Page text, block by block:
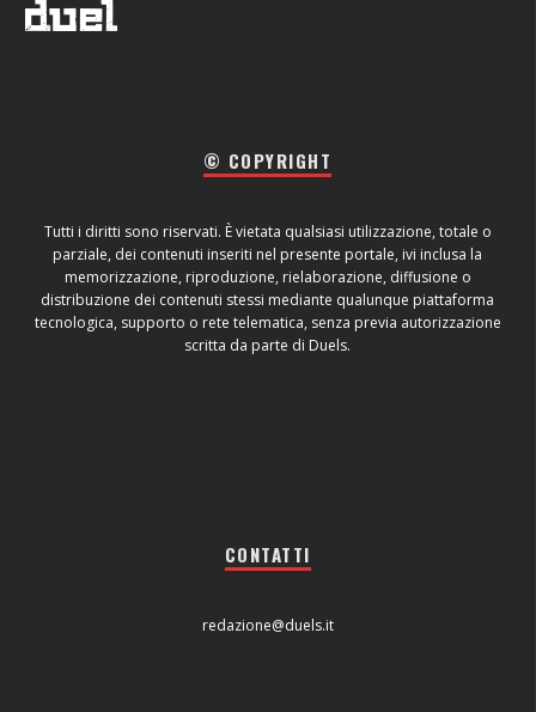
© COPYRIGHT
Tutti i diritti sono riservati. È vietata qualsiasi utilizzazione, totale o
parziale, dei contenuti inseriti nel presente portale, ivi inclusa la
memorizzazione, riproduzione, rielaborazione, diffusione o
distribuzione dei contenuti stessi mediante qualunque piattaforma
tecnologica, supporto o rete telematica, senza previa autorizzazione
scritta da parte di Duels.
CONTATTI
redazione@duels.it